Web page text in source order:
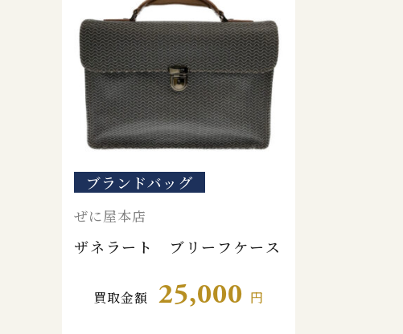
ブランドバッグ
ぜに屋本店
ザネラート ブリーフケース
買取金額 25,000 円